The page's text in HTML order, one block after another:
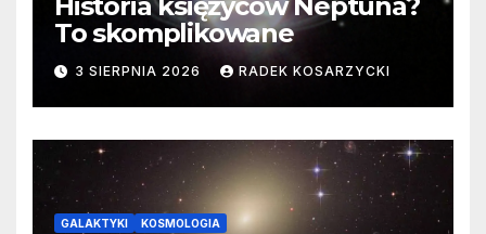
To skomplikowane
3 SIERPNIA 2026 RADEK KOSARZYCKI
GALAKTYKI KOSMOLOGIA